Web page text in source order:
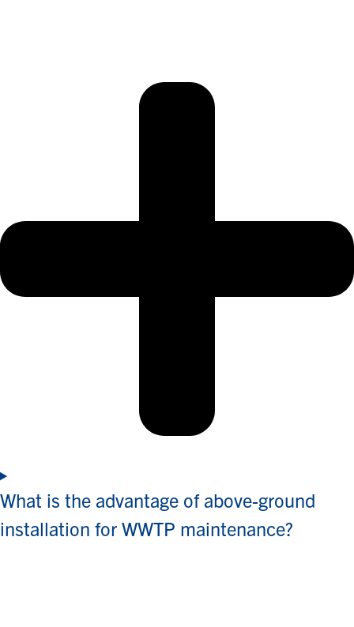
What is the advantage of above-ground
installation for WWTP maintenance?